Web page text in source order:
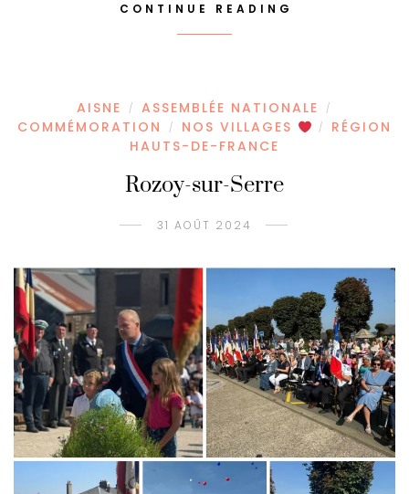
CONTINUE READING
AISNE / ASSEMBLÉE NATIONALE /
COMMÉMORATION / NOS VILLAGES /
RÉGION
HAUTS-DE-FRANCE
Rozoy-sur-Serre
31 AOÛT 2024